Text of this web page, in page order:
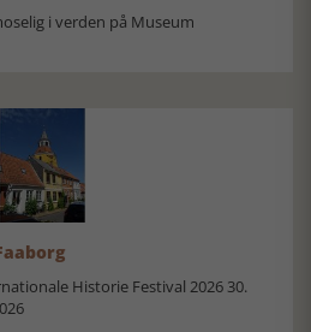
i verden på Museum
Historie Festival 2026 30.